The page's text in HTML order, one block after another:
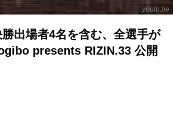
youtu.be
出場者4名を含む、全選手が
presents RIZIN.33 公開